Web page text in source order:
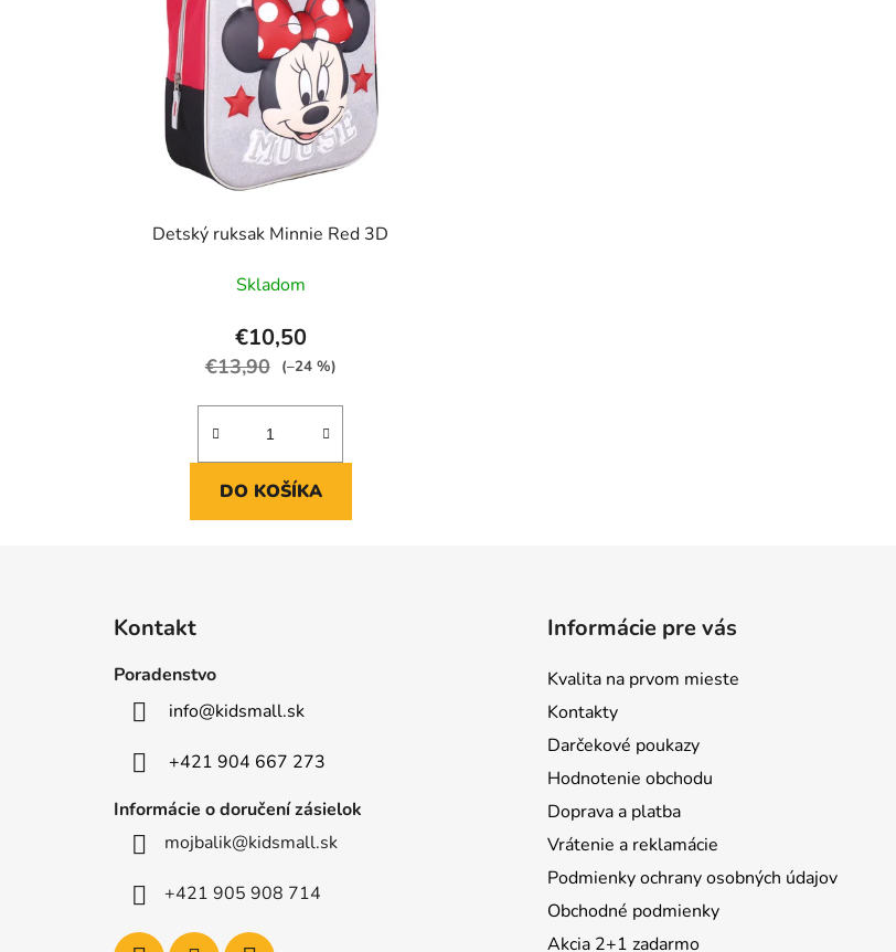
Detský ruksak Minnie Red 3D
Skladom
€10,50
€13,90 (–24 %)
DO KOŠÍKA
Kontakt
Poradenstvo
info@kidsmall.sk
+421 904 667 273
Informácie o doručení zásielok
mojbalik@kidsmall.sk
+421 905 908 714
Informácie pre vás
Kvalita na prvom mieste
Kontakty
Darčekové poukazy
Hodnotenie obchodu
Doprava a platba
Vrátenie a reklamácie
Podmienky ochrany osobných údajov
Obchodné podmienky
Akcia 2+1 zadarmo